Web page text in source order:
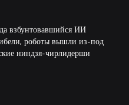
взбунтовавшийся ИИ
роботы вышли из-под
ниндзя-чирлидерши
закрученным хитрее, чем